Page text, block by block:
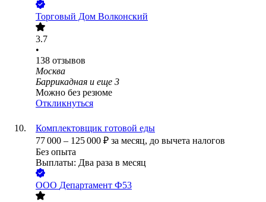
Торговый Дом Волконский
3.7
•
138 отзывов
Москва
Баррикадная и еще 3
Можно без резюме
Откликнуться
Комплектовщик готовой еды
77 000 – 125 000 ₽ за месяц, до вычета налогов
Без опыта
Выплаты: Два раза в месяц
ООО Департамент Ф53